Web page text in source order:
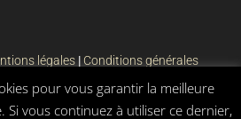
légales| Conditions générales
pour vous garantir la meilleure
Si vous continuez à utiliser ce dernier,